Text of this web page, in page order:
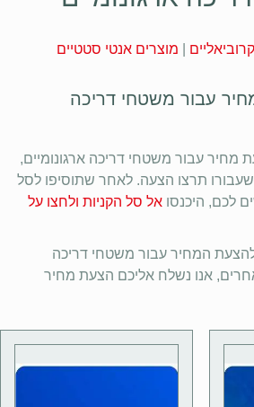
מוצרים אנטי סטטיים
עבור משטחי דריכה
מחיר עבור משטחי דריכה ארגונומיים,
תרצו הצעה. לאחר שתוסיפו לסל
לכם, היכנסו אל סל הקניות ולחצו על
המחיר עבור משטחי דריכה
אחרים, אנו נשלח אליכם הצעת מחיר